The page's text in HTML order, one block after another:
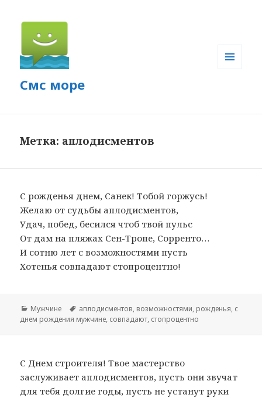
Смс море
Метка: аплодисментов
С рожденья днем, Санек! Тобой горжусь!
Желаю от судьбы аплодисментов,
Удач, побед, бесился чтоб твой пульс
От дам на пляжах Сен-Тропе, Сорренто…
И сотню лет с возможностями пусть
Хотенья совпадают стопроцентно!
Рубрики
Мужчине Метки
аплодисментов, возможностями, рожденья, с
днем рождения мужчине, совпадают, стопроцентно
С Днем строителя! Твое мастерство
заслуживает аплодисментов, пусть они звучат
для тебя долгие годы, пусть не устанут руки